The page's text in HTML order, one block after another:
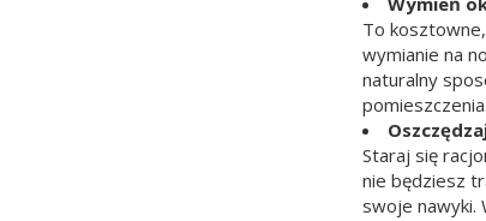
To
wymianie na
naturalny
pomieszczenia.
Staraj się
nie będziesz
swoje nawyki.